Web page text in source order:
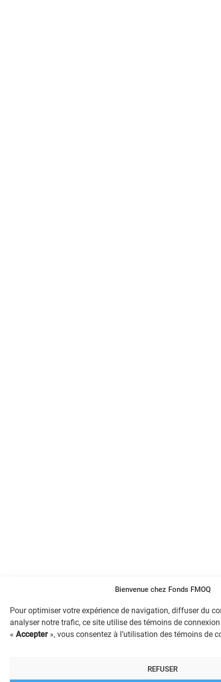
Bienvenue chez Fonds FMOQ
Pour optimiser votre expérience de navigation, diffuser du
analyser notre trafic, ce site utilise des témoins de
« Accepter », vous consentez à l’utilisation des témoins de
REFUSER